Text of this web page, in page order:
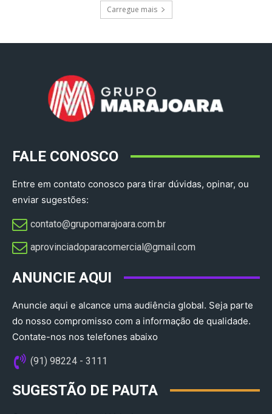
Carregue mais
FALE CONOSCO
Entre em contato conosco para tirar dúvidas, opinar, ou
enviar sugestões:
contato@grupomarajoara.com.br
aprovinciadoparacomercial@gmail.com​
ANUNCIE AQUI
Anuncie aqui e alcance uma audiência global. Seja parte
do nosso compromisso com a informação de qualidade.
Contate-nos nos telefones abaixo
(91) 98224 - 3111
SUGESTÃO DE PAUTA